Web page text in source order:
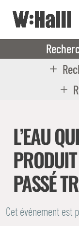
L’EAU
PASSÉ
Cet événement est